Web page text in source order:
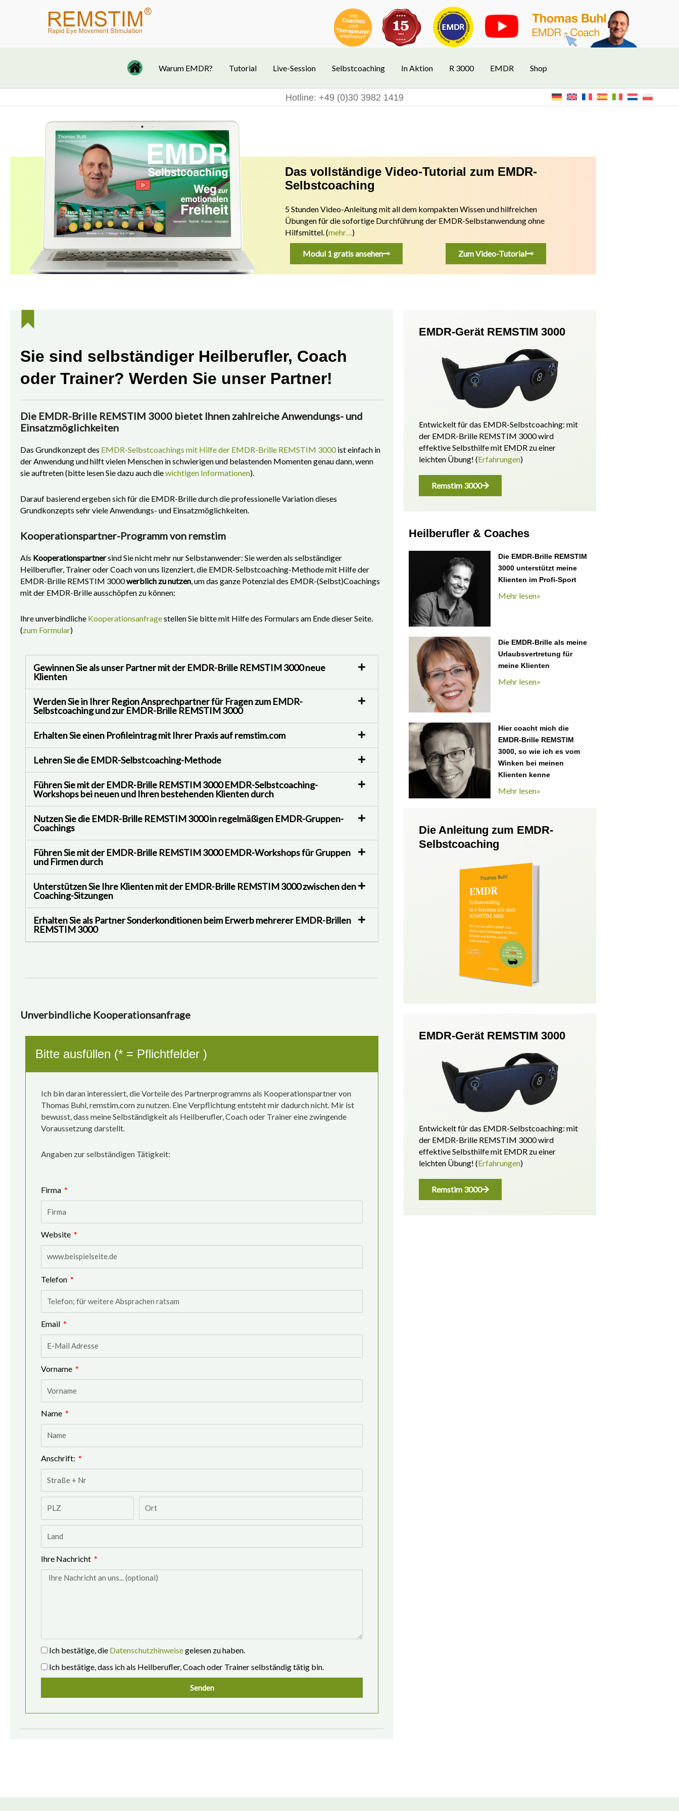
Warum EMDR? Tutorial Live-Session Selbstcoaching In Aktion R 3000 EMDR Shop
Hotline: +49 (0)30 3982 1419
Das vollständige Video-Tutorial zum EMDR-
Selbstcoaching
5 Stunden Video-Anleitung mit all dem kompakten Wissen und hilfreichen
Übungen für die sofortige Durchführung der EMDR-Selbstanwendung ohne
Hilfsmittel. (mehr… )
Modul 1 gratis ansehen Zum Video-Tutorial
Sie sind selbständiger Heilberufler, Coach
oder Trainer? Werden Sie unser Partner!
Die EMDR-Brille REMSTIM 3000 bietet Ihnen zahlreiche Anwendungs- und
Einsatzmöglichkeiten
Das Grundkonzept des EMDR-Selbstcoachings mit Hilfe der EMDR-Brille REMSTIM 3000ist einfach in
der Anwendung und hilft vielen Menschen in schwierigen und belastenden Momenten genau dann, wenn
sie auftreten (bitte lesen Sie dazu auch diewichtigen Informationen).
Darauf basierend ergeben sich für die EMDR-Brille durch die professionelle Variation dieses
Grundkonzepts sehr viele Anwendungs- und Einsatzmöglichkeiten.
Kooperationspartner-Programm von remstim
Als Kooperationspartnersind Sie nicht mehr nur Selbstanwender: Sie werden als selbständiger
Heilberufler, Trainer oder Coach von uns lizenziert, die EMDR-Selbstcoaching-Methode mit Hilfe der
EMDR-Brille REMSTIM 3000werblich zu nutzen , um das ganze Potenzial des EMDR-(Selbst)Coachings
mit der EMDR-Brille ausschöpfen zu können:
Ihre unverbindliche Kooperationsanfragestellen Sie bitte mit Hilfe des Formulars am Ende dieser Seite.
(zum Formular)
Gewinnen Sie als unser Partner mit der EMDR-Brille REMSTIM 3000 neue
Klienten
Werden Sie in Ihrer Region Ansprechpartner für Fragen zum EMDR-
Selbstcoaching und zur EMDR-Brille REMSTIM 3000
Erhalten Sie einen Profileintrag mit Ihrer Praxis auf remstim.com
Lehren Sie die EMDR-Selbstcoaching-Methode
Führen Sie mit der EMDR-Brille REMSTIM 3000 EMDR-Selbstcoaching-
Workshops bei neuen und Ihren bestehenden Klienten durch
Nutzen Sie die EMDR-Brille REMSTIM 3000 in regelmäßigen EMDR-Gruppen-
Coachings
Führen Sie mit der EMDR-Brille REMSTIM 3000 EMDR-Workshops für Gruppen
und Firmen durch
Unterstützen Sie Ihre Klienten mit der EMDR-Brille REMSTIM 3000 zwischen den
Coaching-Sitzungen
Erhalten Sie als Partner Sonderkonditionen beim Erwerb mehrerer EMDR-Brillen
REMSTIM 3000
Unverbindliche Kooperationsanfrage
Bitte ausfüllen (* = Pflichtfelder )
Ich bin daran interessiert, die Vorteile des Partnerprogramms als Kooperationspartner von
Thomas Buhl, remstim.com zu nutzen. Eine Verpflichtung entsteht mir dadurch nicht. Mir ist
bewusst, dass meine Selbständigkeit als Heilberufler, Coach oder Trainer eine zwingende
Voraussetzung darstellt.
Angaben zur selbständigen Tätigkeit:
Firma
Website
Telefon
Email
Vorname
Name
Anschrift:
Ihre Nachricht
Ich bestätige, die Datenschutzhinweisegelesen zu haben.
Ich bestätige, dass ich als Heilberufler, Coach oder Trainer selbständig tätig bin.
Senden
EMDR-Gerät REMSTIM 3000
Entwickelt für das EMDR-Selbstcoaching: mit
der EMDR-Brille REMSTIM 3000 wird
effektive Selbsthilfe mit EMDR zu einer
leichten Übung! (Erfahrungen)
Remstim 3000
Heilberufler & Coaches
Die EMDR-Brille REMSTIM
3000 unterstützt meine
Klienten im Profi-Sport
Mehr lesen»
Die EMDR-Brille als meine
Urlaubsvertretung für
meine Klienten
Mehr lesen»
Hier coacht mich die
EMDR-Brille REMSTIM
3000, so wie ich es vom
Winken bei meinen
Klienten kenne
Mehr lesen»
Die Anleitung zum EMDR-
Selbstcoaching
EMDR-Gerät REMSTIM 3000
Entwickelt für das EMDR-Selbstcoaching: mit
der EMDR-Brille REMSTIM 3000 wird
effektive Selbsthilfe mit EMDR zu einer
leichten Übung! (Erfahrungen)
Remstim 3000